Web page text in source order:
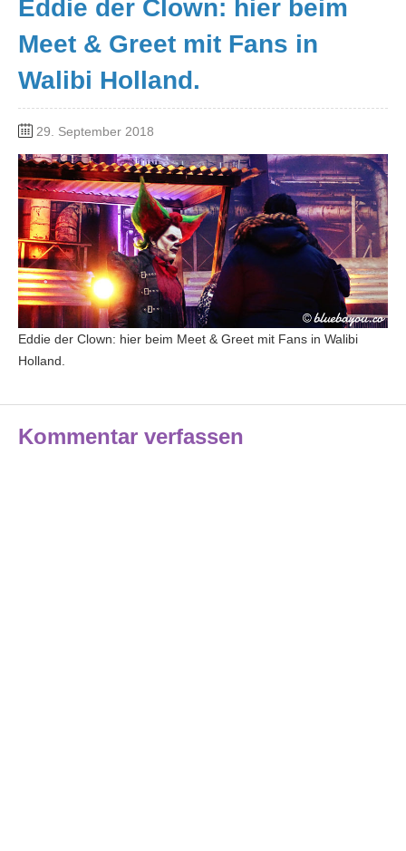
Eddie der Clown: hier beim
Meet & Greet mit Fans in
Walibi Holland.
29. September 2018
Eddie der Clown: hier beim Meet & Greet mit Fans in Walibi
Holland.
Kommentar verfassen